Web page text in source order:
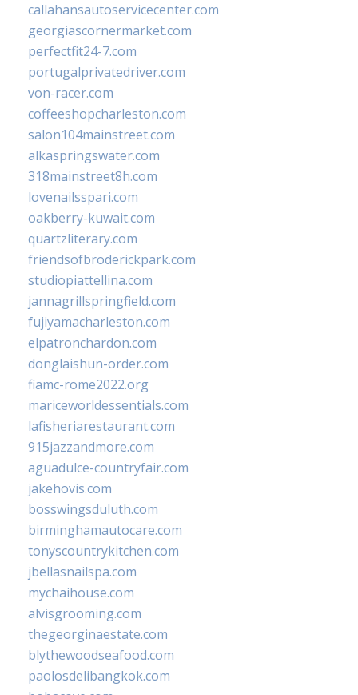
callahansautoservicecenter.com
georgiascornermarket.com
perfectfit24-7.com
portugalprivatedriver.com
von-racer.com
coffeeshopcharleston.com
salon104mainstreet.com
alkaspringswater.com
318mainstreet8h.com
lovenailsspari.com
oakberry-kuwait.com
quartzliterary.com
friendsofbroderickpark.com
studiopiattellina.com
jannagrillspringfield.com
fujiyamacharleston.com
elpatronchardon.com
donglaishun-order.com
fiamc-rome2022.org
mariceworldessentials.com
lafisheriarestaurant.com
915jazzandmore.com
aguadulce-countryfair.com
jakehovis.com
bosswingsduluth.com
birminghamautocare.com
tonyscountrykitchen.com
jbellasnailspa.com
mychaihouse.com
alvisgrooming.com
thegeorginaestate.com
blythewoodseafood.com
paolosdelibangkok.com